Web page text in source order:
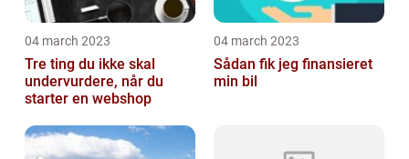
04 march 2023
Tre ting du ikke skal
undervurdere, når du
starter en webshop
04 march 2023
Sådan fik jeg finansieret
min bil